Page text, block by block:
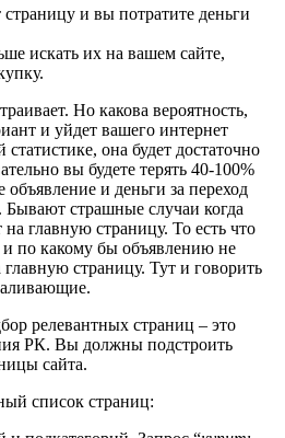
и вы потратите деньги
искать их на вашем сайте,
Но какова вероятность,
и уйдет вашего интернет
она будет достаточно
вы будете терять 40-100%
и деньги за переход
Бывают страшные случаи когда
главную страницу. То есть что
и по какому бы объявлению не
страницу. Тут и говорить
релевантных страниц – это
РК. Вы должны подстроить
сайта.
список страниц: